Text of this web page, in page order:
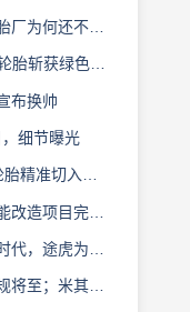
不敢“松口气”？
发展典范企业奖
布换帅
细节曝光
新能源轻卡赛道
项目完成备案
加码“万镇万店”？
利稳增；龙星炭黑斩获欧洲近万吨订单